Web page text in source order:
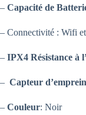
– Capacité de
– Connectivité : Wifi
– IPX4 Résistance à
– Capteur
– Couleur: Noir